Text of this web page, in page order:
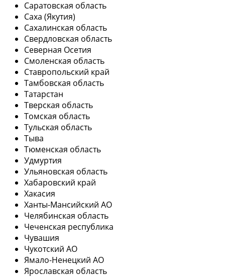
Саратовская область
Саха (Якутия)
Сахалинская область
Свердловская область
Северная Осетия
Смоленская область
Ставропольский край
Тамбовская область
Татарстан
Тверская область
Томская область
Тульская область
Тыва
Тюменская область
Удмуртия
Ульяновская область
Хабаровский край
Хакасия
Ханты-Мансийский АО
Челябинская область
Чеченская республика
Чувашия
Чукотский АО
Ямало-Ненецкий АО
Ярославская область